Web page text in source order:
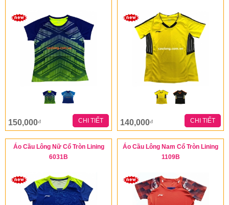
150,000đ CHI TIẾT 140,000đ CHI TIẾT
Áo Cầu Lông Nữ Cổ Tròn Lining
6031B
Áo Cầu Lông Nam Cổ Tròn Lining
1109B